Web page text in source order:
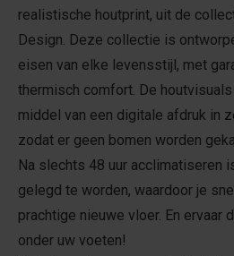
realistische houtprint, uit de
Design. Deze collectie is
eisen van elke levensstijl, met
thermisch comfort. De
middel van een digitale afdruk in
zodat er geen bomen worden
Na slechts 48 uur acclimatiseren
gelegd te worden, waardoor je
prachtige nieuwe vloer. En ervaar
onder uw voeten!